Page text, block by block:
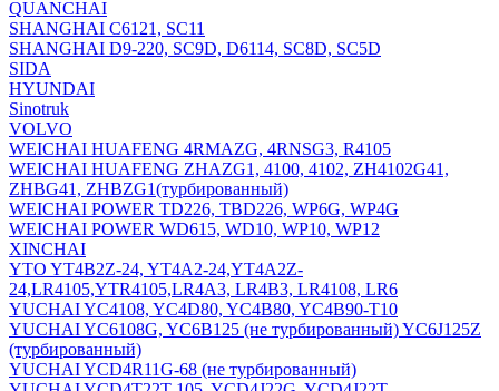
QUANCHAI
SHANGHAI C6121, SC11
SHANGHAI D9-220, SC9D, D6114, SC8D, SC5D
SIDA
HYUNDAI
Sinotruk
VOLVO
WEICHAI HUAFENG 4RMAZG, 4RNSG3, R4105
WEICHAI HUAFENG ZHAZG1, 4100, 4102, ZH4102G41,
ZHBG41, ZHBZG1(турбированный)
WEICHAI POWER TD226, TBD226, WP6G, WP4G
WEICHAI POWER WD615, WD10, WP10, WP12
XINCHAI
YTO YT4B2Z-24, YT4A2-24,YT4A2Z-
24,LR4105,YTR4105,LR4A3, LR4B3, LR4108, LR6
YUCHAI YC4108, YC4D80, YC4B80, YC4B90-T10
YUCHAI YC6108G, YC6B125 (не турбированный) YC6J125Z
(турбированный)
YUCHAI YCD4R11G-68 (не турбированный)